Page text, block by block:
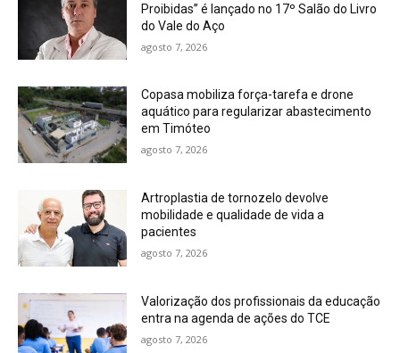
Proibidas” é lançado no 17º Salão do Livro
do Vale do Aço
agosto 7, 2026
Copasa mobiliza força-tarefa e drone
aquático para regularizar abastecimento
em Timóteo
agosto 7, 2026
Artroplastia de tornozelo devolve
mobilidade e qualidade de vida a
pacientes
agosto 7, 2026
Valorização dos profissionais da educação
entra na agenda de ações do TCE
agosto 7, 2026